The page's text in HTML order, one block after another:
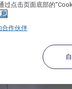
过点击页面底部的
合作伙伴